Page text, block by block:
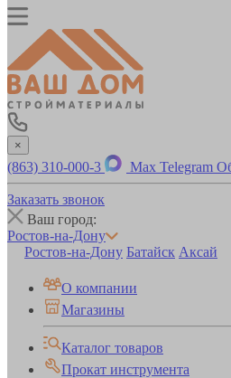
×
(863) 310-000-3 Max Telegram
Заказать звонок
Ваш город:
Ростов-на-Дону
Ростов-на-Дону Батайск Аксай
О компании
Магазины
Каталог товаров
Прокат инструмента